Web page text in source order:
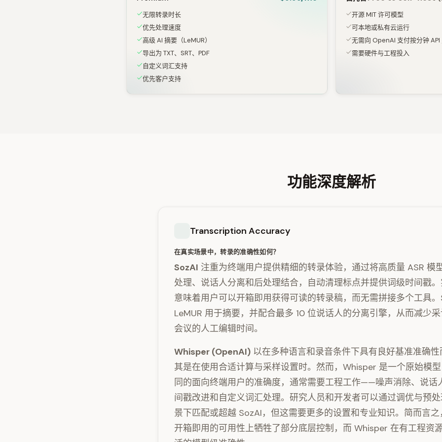
无限转录时长
优先处理速度
高级 AI 摘要（LeMUR）
导出为 TXT、SRT、PDF
自定义词汇支持
优先客户支持
开源 MIT 许可模型
可本地或私有云运行
无需向 OpenAI 支付按分钟 API
需要硬件与工程投入
功能深度解析
Transcription Accuracy
在真实场景中，转录的准确性如何？
SozAI 注重为终端用户提供精细的转录体验，通过将高质量 ASR 模
处理、说话人分离和后处理结合，自动清理标点并提供词级时间戳
意味着用户可以开箱即用获得可读的转录稿，而无需拼接多个工具
LeMUR 用于摘要，并配合最多 10 位说话人的分离引擎，从而减少
会议的人工编辑时间。
Whisper (OpenAI) 以在多种语言和录音条件下具有良好基准准确
其是在使用合适计算与采样设置时。然而，Whisper 是一个原始模
同的面向终端用户的准确度，通常需要工程工作——噪声消除、说话
间戳改进和自定义词汇处理。研究人员和开发者可以通过调优与预
景下匹配或超越 SozAI，但这需要更多的设置和专业知识。简而言
开箱即用的可用性上牺牲了部分底层控制，而 Whisper 在有工程资